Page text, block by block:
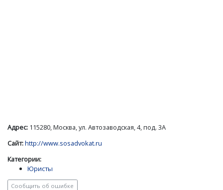
Адрес: 115280, Москва, ул. Автозаводская, 4, под. 3А
Сайт:http://www.sosadvokat.ru
Категории:
Юристы
Сообщить об ошибке